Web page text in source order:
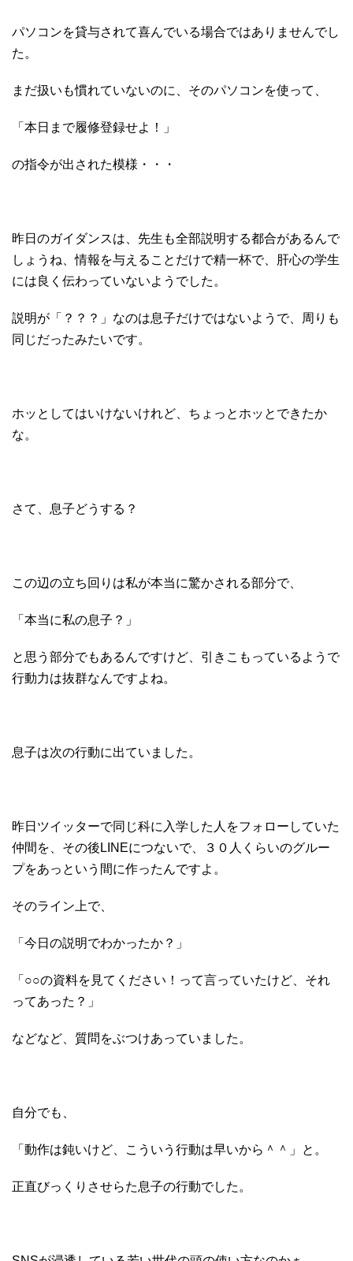
パソコンを貸与されて喜んでいる場合ではありませんでし
た。
まだ扱いも慣れていないのに、そのパソコンを使って、
「本日まで履修登録せよ！」
の指令が出された模様・・・
昨日のガイダンスは、先生も全部説明する都合があるんで
しょうね、情報を与えることだけで精一杯で、肝心の学生
には良く伝わっていないようでした。
説明が「？？？」なのは息子だけではないようで、周りも
同じだったみたいです。
ホッとしてはいけないけれど、ちょっとホッとできたか
な。
さて、息子どうする？
この辺の立ち回りは私が本当に驚かされる部分で、
「本当に私の息子？」
と思う部分でもあるんですけど、引きこもっているようで
行動力は抜群なんですよね。
息子は次の行動に出ていました。
昨日ツイッターで同じ科に入学した人をフォローしていた
仲間を、その後LINEにつないで、３０人くらいのグルー
プをあっという間に作ったんですよ。
そのライン上で、
「今日の説明でわかったか？」
「○○の資料を見てください！って言っていたけど、それ
ってあった？」
などなど、質問をぶつけあっていました。
自分でも、
「動作は鈍いけど、こういう行動は早いから＾＾」と。
正直びっくりさせらた息子の行動でした。